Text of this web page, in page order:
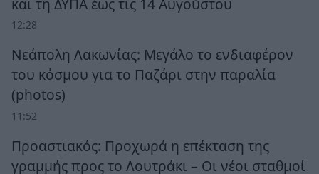
12:28
Νεάπολη Λακωνίας: Μεγάλο το ενδιαφέρον
του κόσμου για το Παζάρι στην παραλία
(photos)
11:52
Προαστιακός: Προχωρά η επέκταση της
γραμμής προς το Λουτράκι – Οι νέοι σταθμοί